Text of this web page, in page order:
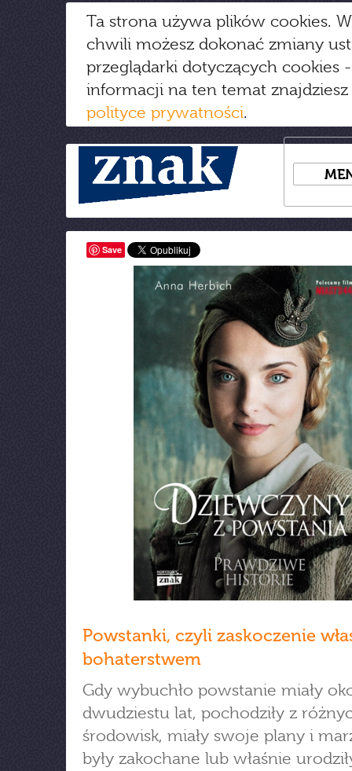
Ta strona używa plików cookies.
chwili możesz dokonać zmiany
przeglądarki dotyczących cookies
informacji na ten temat
polityce prywatności.
Save
Powstanki, czyli zaskoczenie
bohaterstwem
Gdy wybuchło powstanie miały
dwudziestu lat, pochodziły z
środowisk, miały swoje plany i
były zakochane lub właśnie